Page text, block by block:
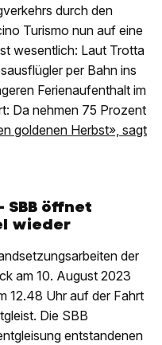
durch den
Turismo nun auf eine
wesentlich: Laut Trotta
per Bahn ins
Ferienaufenthalt im
Da nehmen 75 Prozent
goldenen Herbst», sagt
SBB öffnet
wieder
der
am 10. August 2023
12.48 Uhr auf der Fahrt
Die SBB
entstandenen